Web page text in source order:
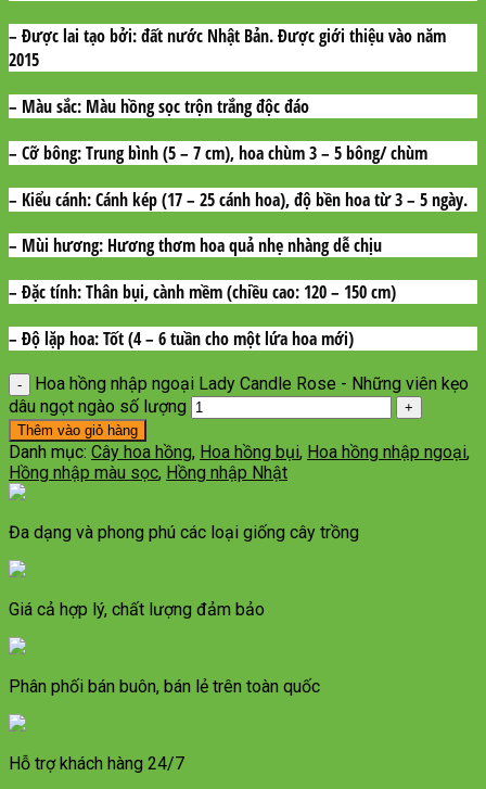
– Được lai tạo bởi:đất nước Nhật Bản. Được giới thiệu vào năm
2015
– Màu sắc: Màu hồng sọc trộn trắng độc đáo
– Cỡ bông:Trung bình (5 – 7 cm), hoa chùm 3 – 5 bông/ chùm
– Kiểu cánh:Cánh kép (17 – 25 cánh hoa), độ bền hoa từ 3 – 5 ngày.
– Mùi hương: Hương thơm hoa quả nhẹ nhàng dễ chịu
– Đặc tính:Thân bụi, cành mềm (chiều cao: 120 – 150 cm)
– Độ lặp hoa:Tốt (4 – 6 tuần cho một lứa hoa mới)
Hoa hồng nhập ngoại Lady Candle Rose - Những viên kẹo
dâu ngọt ngào số lượng
Thêm vào giỏ hàng
Danh mục: Cây hoa hồng, Hoa hồng bụi, Hoa hồng nhập ngoại,
Hồng nhập màu sọc, Hồng nhập Nhật
Đa dạng và phong phú các loại giống cây trồng
Giá cả hợp lý, chất lượng đảm bảo
Phân phối bán buôn, bán lẻ trên toàn quốc
Hỗ trợ khách hàng 24/7